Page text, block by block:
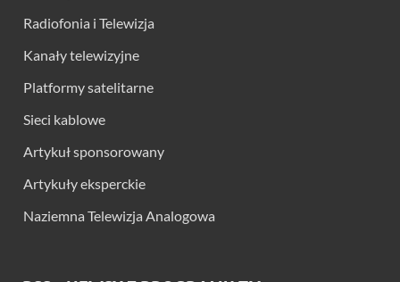
Radiofonia i Telewizja
Kanały telewizyjne
Platformy satelitarne
Sieci kablowe
Artykuł sponsorowany
Artykuły eksperckie
Naziemna Telewizja Analogowa